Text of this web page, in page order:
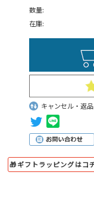
数量:
在庫:
キャンセル・返
🎁ギフトラッピングはコ